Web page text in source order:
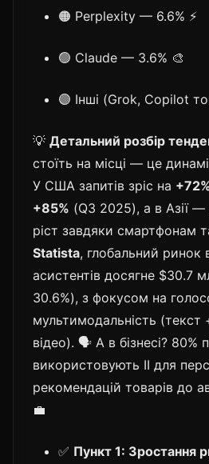
🟠 Perplexity — 6.6% ⚡
🟢 Claude — 3.6% 🎨
🟣 Інші (Grok, Copilot
💡 Детальний розбір
стоїть на місці — це
У США запитів зріс на
+85% (Q3 2025), а в Азії —
ріст завдяки смартфонам
Statista, глобальний ринок
асистентів досягне $30.7
30.6%), з фокусом на
мультимодальність
відео). 🗣️ А в бізнесі? 80%
використовують ІІ для
рекомендацій товарів до
💼
✅ Пункт 1: Зростання